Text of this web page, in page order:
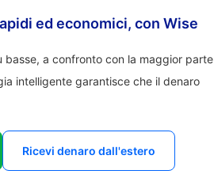
ed economici, con Wise
basse, a confronto con la maggior parte
intelligente garantisce che il denaro
Ricevi denaro dall'estero